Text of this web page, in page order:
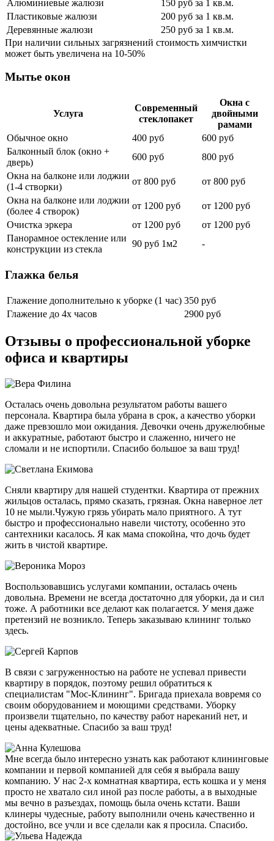
Алюминиевые жалюзи
150 руб за 1 кв.м.
Пластиковые жалюзи
200 руб за 1 кв.м.
Деревянные жалюзи
250 руб за 1 кв.м.
При наличии сильных загрязнений стоимость химчистки
может быть увеличена на 10-50%
Мытье окон
Услуга
Современный
стеклопакет
Окна с
двойными
рамами
Обычное окно
400 руб
600 руб
Балконный блок (окно +
дверь)
600 руб
800 руб
Окна на балконе или лоджии
(1-4 створки)
от 800 руб
от 800 руб
Окна на балконе или лоджии
(более 4 створок)
от 1200 руб
от 1200 руб
Очистка эркера
от 1200 руб
от 1200 руб
Панорамное остекление или
конструкции из стекла
90 руб 1м2 -
Глажка белья
Глажение дополнительно к уборке (1 час) 350 руб
Глажение до 4х часов
2900 руб
Отзывы о профессиональной уборке
офиса и квартиры
Осталась очень довольна результатом работы вашего
персонала. Квартира была убрана в срок, а качество уборки
даже превзошло мои ожидания. Девочки очень дружелюбные
и аккуратные, работают быстро и слаженно, ничего не
сломали и не испортили. Спасибо большое за ваш труд!
Сняли квартиру для нашей студентки. Квартира от прежних
жильцов осталась, прямо сказать, грязная. Окна наверное лет
10 не мыли.Чужую грязь убирать мало приятного. А тут
быстро и профессионально навели чистоту, особенно это
сантехники касалось. Я как мама спокойна, что дочь будет
жить в чистой квартире.
Воспользовавшись услугами компании, осталась очень
довольна. Времени не всегда достаточно для уборки, да и сил
тоже. А работники все делают как полагается. У меня даже
претензий не возникло. Теперь заказываю клининг только
здесь.
В связи с загруженностью на работе не успевал привести
квартиру в порядок, поэтому решил обратиться к
специалистам "Мос-Клининг". Бригада приехала вовремя со
своим оборудованием и моющими средствами. Уборку
произвели тщательно, по качеству работ нареканий нет, и
цены адекватные. Спасибо за ваш труд!
Мне всегда было интересно узнать как работают клининговые
компании и первой компанией для себя я выбрала вашу
компанию. У нас 2-х комнатная квартира, есть кошка и у меня
просто не хватало сил иной раз после работы, а в выходные
мы вечно в разъездах, помощь была очень кстати. Ваши
клинеры чудесные, работу выполнили очень качественно и
достойно, все учли и все сделали как я просила. Спасибо.